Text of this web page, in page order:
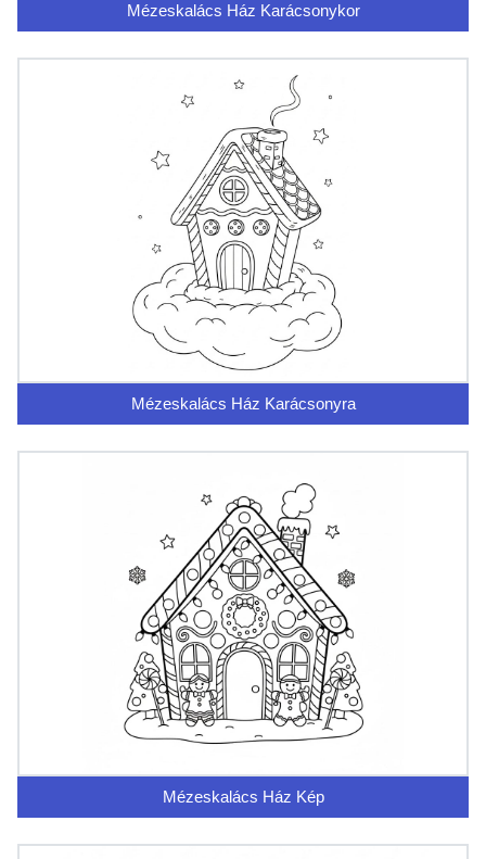
Mézeskalács Ház Karácsonykor
Mézeskalács Ház Karácsonyra
Mézeskalács Ház Kép